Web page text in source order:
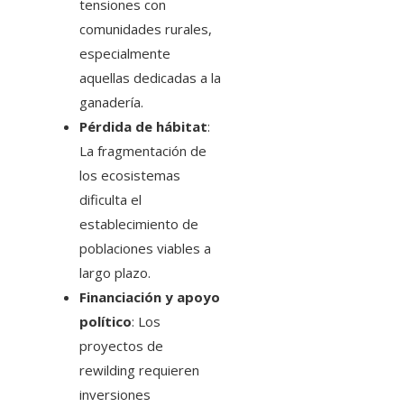
tensiones con
comunidades rurales,
especialmente
aquellas dedicadas a la
ganadería.
Pérdida de hábitat:
La fragmentación de
los ecosistemas
dificulta el
establecimiento de
poblaciones viables a
largo plazo.
Financiación y apoyo
político: Los
proyectos de
rewilding requieren
inversiones